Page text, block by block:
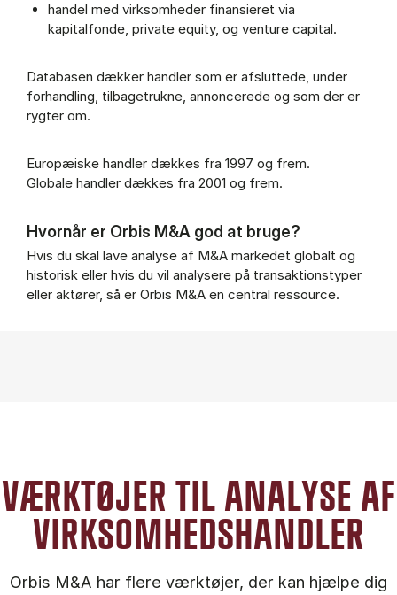
handel med virksomheder finansieret via
kapitalfonde, private equity, og venture capital.
Databasen dækker handler som er afsluttede, under
forhandling, tilbagetrukne, annoncerede og som der er
rygter om.
Europæiske handler dækkes fra 1997 og frem.
Globale handler dækkes fra 2001 og frem.
Hvornår er Orbis M&A god at bruge?
Hvis du skal lave analyse af M&A markedet globalt og
historisk eller hvis du vil analysere på transaktionstyper
eller aktører, så er Orbis M&A en central ressource.
VÆRKTØJER TIL ANALYSE AF
VIRKSOMHEDSHANDLER
Orbis M&A har flere værktøjer, der kan hjælpe dig